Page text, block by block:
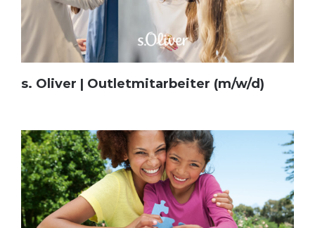
s. Oliver | Outletmitarbeiter (m/w/d)